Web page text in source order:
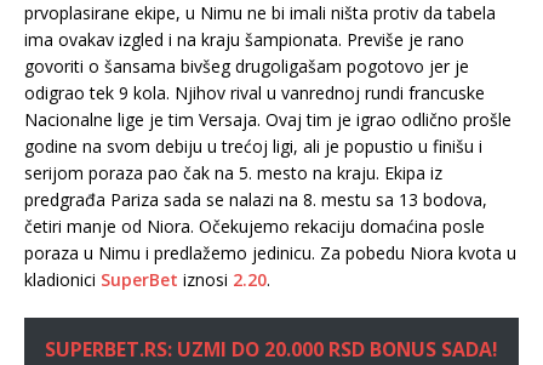
prvoplasirane ekipe, u Nimu ne bi imali ništa protiv da tabela
ima ovakav izgled i na kraju šampionata. Previše je rano
govoriti o šansama bivšeg drugoligašam pogotovo jer je
odigrao tek 9 kola. Njihov rival u vanrednoj rundi francuske
Nacionalne lige je tim Versaja. Ovaj tim je igrao odlično prošle
godine na svom debiju u trećoj ligi, ali je popustio u finišu i
serijom poraza pao čak na 5. mesto na kraju. Ekipa iz
predgrađa Pariza sada se nalazi na 8. mestu sa 13 bodova,
četiri manje od Niora. Očekujemo rekaciju domaćina posle
poraza u Nimu i predlažemo jedinicu. Za pobedu Niora kvota u
kladionici SuperBet iznosi 2.20.
SUPERBET.RS: UZMI DO 20.000 RSD BONUS SADA!